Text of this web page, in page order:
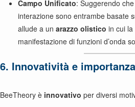
Campo Unificato: Suggerendo
interazione sono entrambe basate
allude a un arazzo olistico in cui la
manifestazione di funzioni d’onda
6. Innovatività e importanza
BeeTheory è innovativo per diversi